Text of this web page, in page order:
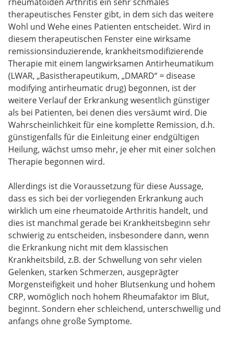
therapeutisches Fenster gibt, in dem sich das weitere
Wohl und Wehe eines Patienten entscheidet. Wird in
diesem therapeutischen Fenster eine wirksame
remissionsinduzierende, krankheitsmodifizierende
Therapie mit einem langwirksamen Antirheumatikum
(LWAR, „Basistherapeutikum, „DMARD“ = disease
modifying antirheumatic drug) begonnen, ist der
weitere Verlauf der Erkrankung wesentlich günstiger
als bei Patienten, bei denen dies versäumt wird. Die
Wahrscheinlichkeit für eine komplette Remission, d.h.
günstigenfalls für die Einleitung einer endgültigen
Heilung, wächst umso mehr, je eher mit einer solchen
Therapie begonnen wird.
Allerdings ist die Voraussetzung für diese Aussage,
dass es sich bei der vorliegenden Erkrankung auch
wirklich um eine rheumatoide Arthritis handelt, und
dies ist manchmal gerade bei Krankheitsbeginn sehr
schwierig zu entscheiden, insbesondere dann, wenn
die Erkrankung nicht mit dem klassischen
Krankheitsbild, z.B. der Schwellung von sehr vielen
Gelenken, starken Schmerzen, ausgeprägter
Morgensteifigkeit und hoher Blutsenkung und hohem
CRP, womöglich noch hohem Rheumafaktor im Blut,
beginnt. Sondern eher schleichend, unterschwellig und
anfangs ohne große Symptome.